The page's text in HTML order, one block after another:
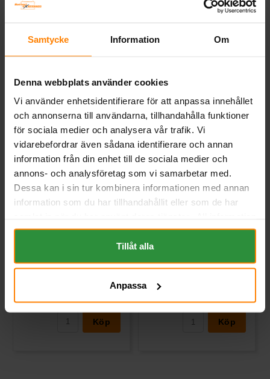
Samtycke Information Om
Denna webbplats använder cookies
Vi använder enhetsidentifierare för att anpassa innehållet
och annonserna till användarna, tillhandahålla funktioner
för sociala medier och analysera vår trafik. Vi
vidarebefordrar även sådana identifierare och annan
information från din enhet till de sociala medier och
annons- och analysföretag som vi samarbetar med.
Dessa kan i sin tur kombinera informationen med annan
information som du har tillhandahållit eller som de har
om "Cookies" och ditt val finner du på vår Cookie sida
längst ner i "footern" på sidan.
Tillåt alla
Anpassa
EAN:3661024054171
Liknande produkter och/eller tillbehör:
Bosch S4 12v 70Ah S4027
Mått (mm) L= 260 B= 173 H=
Webblager
Stockholm
Köp
Banner Power Bull 12v 70Ah
P7024
Webblager
Stockholm
Köp